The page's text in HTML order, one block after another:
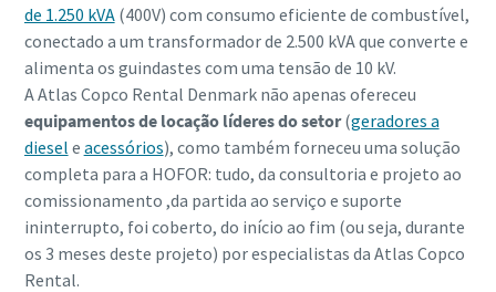
de 1.250 kVA(400V) com consumo eficiente de combustível,
conectado a um transformador de 2.500 kVA que converte e
alimenta os guindastes com uma tensão de 10 kV.
A Atlas Copco Rental Denmark não apenas ofereceu
equipamentos de locação líderes do setor(geradores a
diesel e acessórios), como também forneceu uma solução
completa para a HOFOR: tudo, da consultoria e projeto ao
comissionamento ,da partida ao serviço e suporte
ininterrupto, foi coberto, do início ao fim (ou seja, durante
os 3 meses deste projeto) por especialistas da Atlas Copco
Rental.